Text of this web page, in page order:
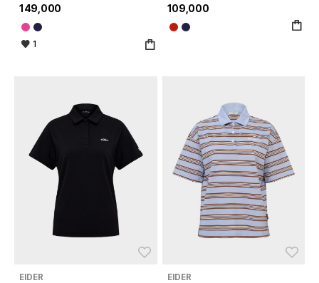
149,000
1
109,000
EIDER EIDER